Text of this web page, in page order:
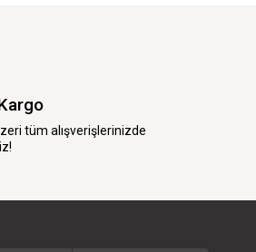
tüm alışverişlerinizde